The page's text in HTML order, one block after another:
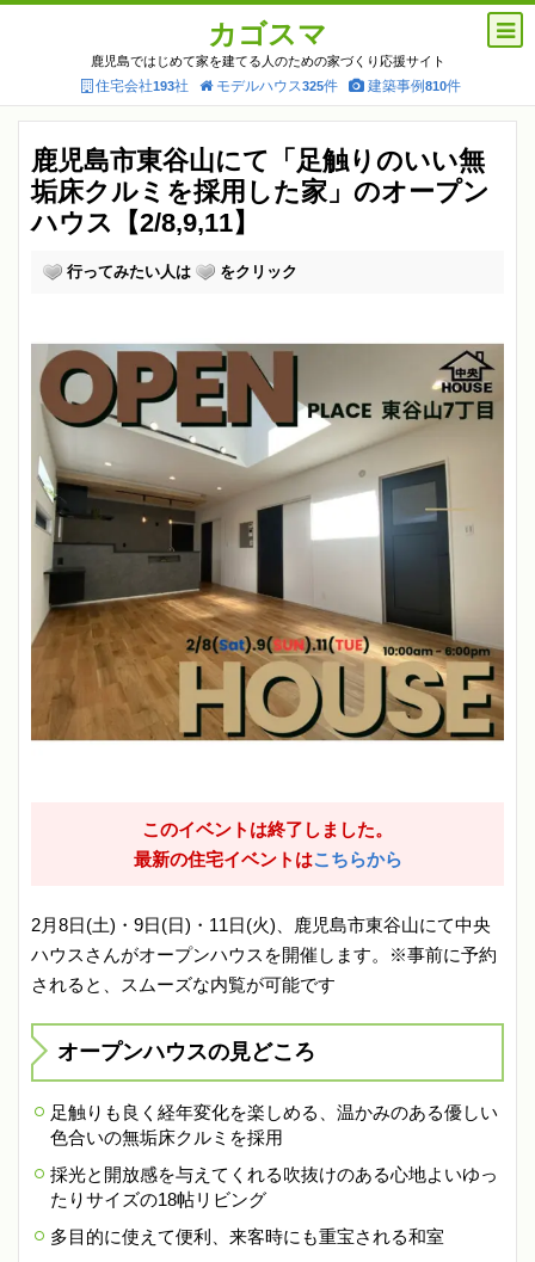
カゴスマ
鹿児島ではじめて家を建てる人のための家づくり応援サイト
住宅会社193社 モデルハウス325件 建築事例810件
鹿児島市東谷山にて「足触りのいい無
垢床クルミを採用した家」のオープン
ハウス【2/8,9,11】
行ってみたい人は をクリック
このイベントは終了しました。
最新の住宅イベントはこちらから
2月8日(土)・9日(日)・11日(火)、鹿児島市東谷山にて中央
ハウスさんがオープンハウスを開催します。※事前に予約
されると、スムーズな内覧が可能です
オープンハウスの見どころ
足触りも良く経年変化を楽しめる、温かみのある優しい
色合いの無垢床クルミを採用
採光と開放感を与えてくれる吹抜けのある心地よいゆっ
たりサイズの18帖リビング
多目的に使えて便利、来客時にも重宝される和室